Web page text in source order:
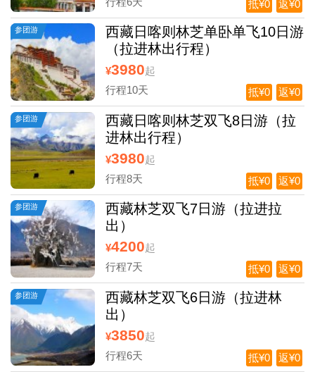
返¥0
抵¥0
参团游
西藏日喀则林芝单卧单飞10日游
（拉进林出行程）
¥3980起
行程10天
返¥0
抵¥0
参团游
西藏日喀则林芝双飞8日游（拉
进林出行程）
¥3980起
行程8天
返¥0
抵¥0
参团游
西藏林芝双飞7日游（拉进拉
出）
¥4200起
行程7天
返¥0
抵¥0
参团游
西藏林芝双飞6日游（拉进林
出）
¥3850起
行程6天
返¥0
抵¥0